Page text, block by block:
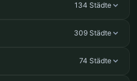
134 Städte
309 Städte
74 Städte